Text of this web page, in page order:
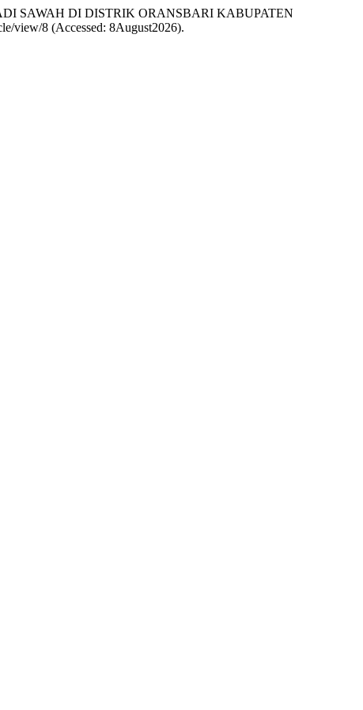
SAWAH DI DISTRIK ORANSBARI KABUPATEN
view/8 (Accessed: 8August2026).